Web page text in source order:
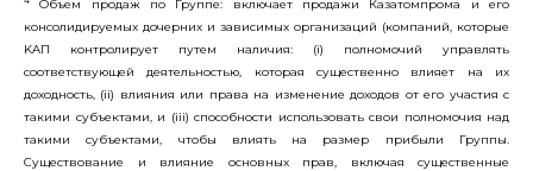
Объем продаж по Группе: включает продажи Казатомпрома и его
консолидируемых дочерних и зависимых организаций (компаний, которые
KAП контролирует путем наличия: (i) полномочий управлять
соответствующей деятельностью, которая существенно влияет на их
доходность, (ii) влияния или права на изменение доходов от его участия с
такими субъектами, и (iii) способности использовать свои полномочия над
такими субъектами, чтобы влиять на размер прибыли Группы.
Существование и влияние основных прав, включая существенные